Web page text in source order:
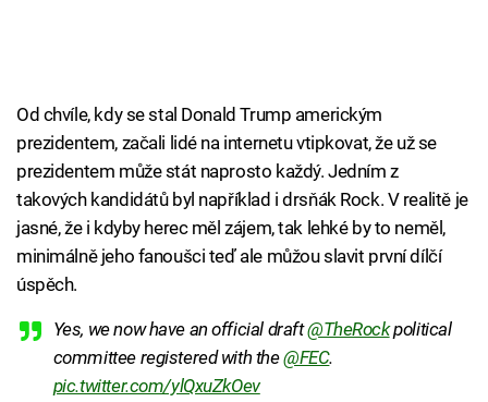
Od chvíle, kdy se stal Donald Trump americkým
prezidentem, začali lidé na internetu vtipkovat, že už se
prezidentem může stát naprosto každý. Jedním z
takových kandidátů byl například i drsňák Rock. V realitě je
jasné, že i kdyby herec měl zájem, tak lehké by to neměl,
minimálně jeho fanoušci teď ale můžou slavit první dílčí
úspěch.
Yes, we now have an official draft@TheRockpolitical
committee registered with the@FEC.
pic.twitter.com/ylQxuZkOev